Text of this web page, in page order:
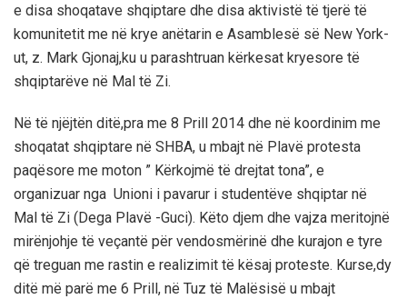
e disa shoqatave shqiptare dhe disa aktivistë të tjerë të
komunitetit me në krye anëtarin e Asamblesë së New York-
ut, z. Mark Gjonaj,ku u parashtruan kërkesat kryesore të
shqiptarëve në Mal të Zi.
Në të njëjtën ditë,pra me 8 Prill 2014 dhe në koordinim me
shoqatat shqiptare në SHBA, u mbajt në Plavë protesta
paqësore me moton ” Kërkojmë të drejtat tona”, e
organizuar nga Unioni i pavarur i studentëve shqiptar në
Mal të Zi (Dega Plavë -Guci). Këto djem dhe vajza meritojnë
mirënjohje të veçantë për vendosmërinë dhe kurajon e tyre
që treguan me rastin e realizimit të kësaj proteste. Kurse,dy
ditë më parë me 6 Prill, në Tuz të Malësisë u mbajt